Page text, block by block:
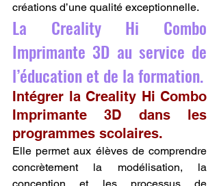
créations d’une qualité exceptionnelle.
La Creality Hi Combo
Imprimante 3D au service de
l’éducation et de la formation.
Intégrer la Creality Hi Combo
Imprimante 3D dans les
programmes scolaires.
Elle permet aux élèves de comprendre
concrètement la modélisation, la